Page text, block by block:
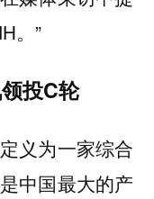
。”
投C轮
义为一家综合
中国最大的产